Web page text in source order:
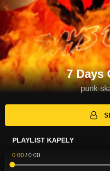
7 Days
punk-
PLAYLIST KAPELY
0:00 /0:00